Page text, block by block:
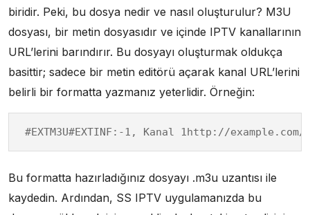
biridir. Peki, bu dosya nedir ve nasıl oluşturulur? M3U
dosyası, bir metin dosyasıdır ve içinde IPTV kanallarının
URL’lerini barındırır. Bu dosyayı oluşturmak oldukça
basittir; sadece bir metin editörü açarak kanal URL’lerini
belirli bir formatta yazmanız yeterlidir. Örneğin:
#EXTM3U#EXTINF:-1, Kanal 1http://
Bu formatta hazırladığınız dosyayı .m3u uzantısı ile
kaydedin. Ardından, SS IPTV uygulamanızda bu